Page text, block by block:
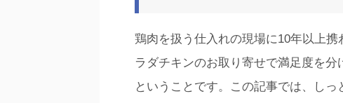
鶏肉を扱う仕入れの現場に10年以上
ラダチキンのお取り寄せで満足度を
ということです。この記事では、し